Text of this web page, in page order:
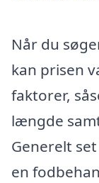
Når du
kan prisen
faktorer,
længde
Generelt
en